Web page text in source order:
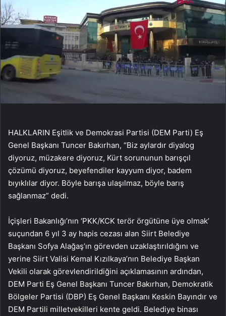
HALKLARIN Eşitlik ve Demokrasi Partisi (DEM Parti) Eş
Genel Başkanı Tuncer Bakırhan, “Biz aylardır diyalog
diyoruz, müzakere diyoruz, Kürt sorununun barışçıl
çözümü diyoruz, beyefendiler kayyum diyor, badem
bıyıklılar diyor. Böyle barışa ulaşılmaz, böyle barış
sağlanmaz” dedi.
İçişleri Bakanlığı’nın ‘PKK/KCK terör örgütüne üye olmak’
suçundan 6 yıl 3 ay hapis cezası alan Siirt Belediye
Başkanı Sofya Alağaş’ın görevden uzaklaştırıldığını ve
yerine Siirt Valisi Kemal Kızılkaya’nın Belediye Başkan
Vekili olarak görevlendirildiğini açıklamasının ardından,
DEM Parti Eş Genel Başkanı Tuncer Bakırhan, Demokratik
Bölgeler Partisi (DBP) Eş Genel Başkanı Keskin Bayındır ve
DEM Partili milletvekilleri kente geldi. Belediye binası